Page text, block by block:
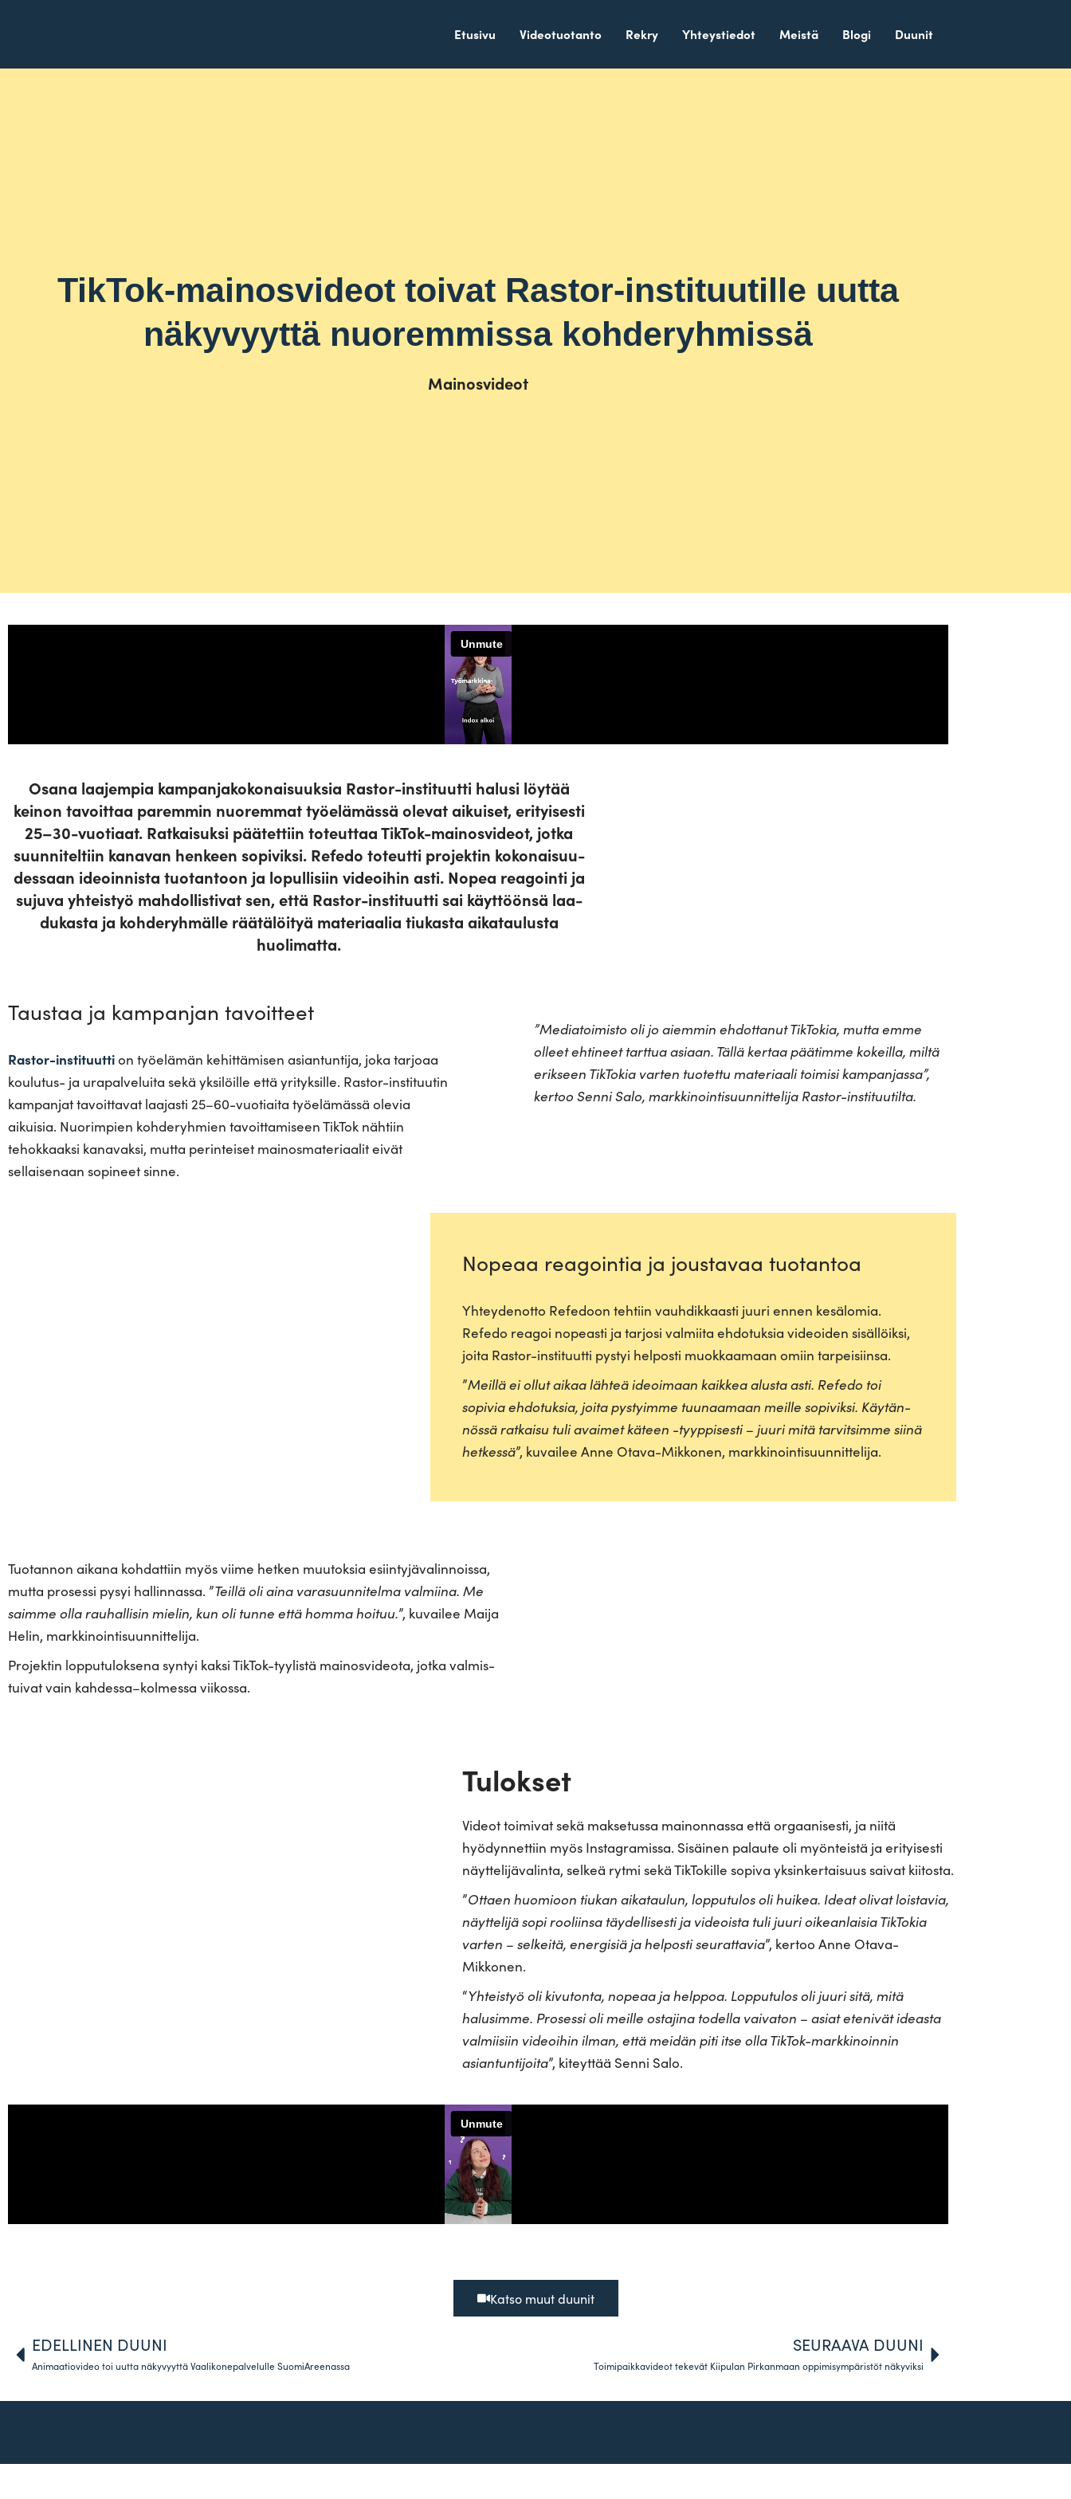
Etusivu Videotuotanto Rekry Yhteystiedot Meistä Blogi Duunit
TikTok-mainosvideot toivat Rastor-instituutille uutta
näkyvyyttä nuoremmissa kohderyhmissä
Mainosvideot
Osana laa­jempia kam­pan­ja­ko­ko­nai­suuksia Rastor-ins­ti­tuutti halusi löytää
keinon tavoittaa paremmin nuo­remmat työ­elä­mässä olevat aikuiset, eri­tyi­sesti
25–30-vuotiaat. Rat­kai­suksi pää­tettiin toteuttaa TikTok-mai­nos­videot, jotka
suun­ni­teltiin kanavan henkeen sopi­viksi. Refedo toteutti pro­jektin koko­nai­suu­
dessaan ideoin­nista tuo­tantoon ja lopul­lisiin videoihin asti. Nopea rea­gointi ja
sujuva yhteistyö mah­dol­lis­tivat sen, että Rastor-ins­ti­tuutti sai käyt­töönsä laa­
du­kasta ja koh­de­ryh­mälle rää­tä­löityä mate­ri­aalia tiu­kasta aika­tau­lusta
huolimatta.
Taustaa ja kampanjan tavoitteet
Rastor-instituuttion työelämän kehittämisen asiantuntija, joka tarjoaa
koulutus- ja urapalveluita sekä yksilöille että yrityksille. Rastor-instituutin
kampanjat tavoittavat laajasti 25–60-vuotiaita työelämässä olevia
aikuisia. Nuorimpien kohderyhmien tavoittamiseen TikTok nähtiin
tehokkaaksi kanavaksi, mutta perinteiset mainosmateriaalit eivät
sellaisenaan sopineet sinne.
”Media­toi­misto oli jo aiemmin ehdot­tanut Tik­Tokia, mutta emme
olleet ehtineet tarttua asiaan. Tällä kertaa pää­timme kokeilla, miltä
erikseen Tik­Tokia varten tuo­tettu mate­riaali toimisi kam­pan­jassa”,
kertoo Senni Salo, mark­ki­noin­ti­suun­nit­telija Rastor-instituutilta.
Nopeaa reagointia ja joustavaa tuotantoa
Yhtey­denotto Refedoon tehtiin vauh­dik­kaasti juuri ennen kesä­lomia.
Refedo reagoi nopeasti ja tarjosi val­miita ehdo­tuksia videoiden sisäl­löiksi,
joita Rastor-ins­ti­tuutti pystyi hel­posti muok­kaamaan omiin tarpeisiinsa.
”Meillä ei ollut aikaa lähteä ideoimaan kaikkea alusta asti. Refedo toi
sopivia ehdo­tuksia, joita pys­tyimme tuu­naamaan meille sopi­viksi. Käy­tän­
nössä rat­kaisu tuli avaimet käteen -tyyp­pi­sesti – juuri mitä tar­vit­simme siinä
het­kessä”, kuvailee Anne Otava-Mik­konen, markkinointisuunnittelija.
Tuo­tannon aikana koh­dattiin myös viime hetken muu­toksia esiin­ty­jä­va­lin­noissa,
mutta pro­sessi pysyi hal­lin­nassa. ”Teillä oli aina vara­suun­ni­telma val­miina. Me
saimme olla rau­hal­lisin mielin, kun oli tunne että homma hoituu.”, kuvailee Maija
Helin, markkinointisuunnittelija.
Pro­jektin lop­pu­tu­loksena syntyi kaksi TikTok-tyy­listä mai­nos­vi­deota, jotka val­mis­
tuivat vain kahdessa–kolmessa viikossa.
Tulokset
Videot toimivat sekä maksetussa mainonnassa että orgaanisesti, ja niitä
hyödynnettiin myös Instagramissa. Sisäinen palaute oli myönteistä ja erityisesti
näyttelijävalinta, selkeä rytmi sekä TikTokille sopiva yksinkertaisuus saivat kiitosta.
”Ottaen huomioon tiukan aikataulun, lopputulos oli huikea. Ideat olivat loistavia,
näyttelijä sopi rooliinsa täydellisesti ja videoista tuli juuri oikeanlaisia TikTokia
varten – selkeitä, energisiä ja helposti seurattavia”, kertoo Anne Otava-
Mikkonen.
“Yhteistyö oli kivutonta, nopeaa ja helppoa. Lopputulos oli juuri sitä, mitä
halusimme. Prosessi oli meille ostajina todella vaivaton – asiat etenivät ideasta
valmiisiin videoihin ilman, että meidän piti itse olla TikTok-markkinoinnin
asiantuntijoita”, kiteyttää Senni Salo.
Katso muut duunit
EDELLINEN DUUNI
Animaatiovideo toi uutta näkyvyyttä Vaalikonepalvelulle SuomiAreenassa
SEURAAVA DUUNI
Toimipaikkavideot tekevät Kiipulan Pirkanmaan oppimisympäristöt näkyviksi